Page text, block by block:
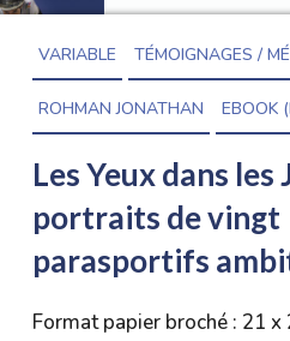
VARIABLE TÉMOIGNAGES /
ROHMAN JONATHAN EBOOK
Les Yeux dans les
portraits de vingt
parasportifs
Format papier broché : 21